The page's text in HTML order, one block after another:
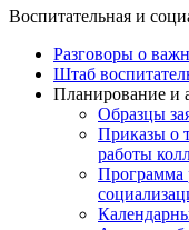
Воспитательная и
Разговоры о
Штаб
Планирование и
Образцы
Приказы о
работы
Программа